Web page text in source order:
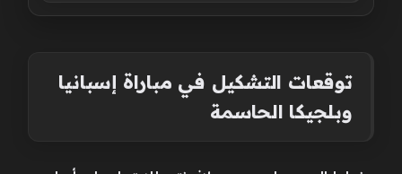
توقعات التشكيل في مباراة إسبانيا
وبلجيكا الحاسمة